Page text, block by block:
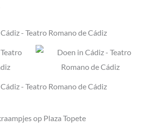
op Plaza Topete